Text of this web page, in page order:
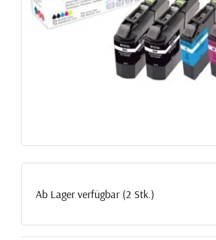
Ab Lager verfügbar (2 Stk.)